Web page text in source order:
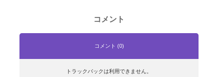
コメント
コメント (0)
トラックバックは利用できません。